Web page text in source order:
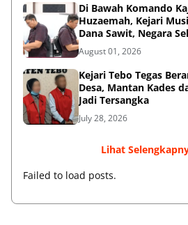
Di Bawah Komando
Huzaemah, Kejari
Dana Sawit, Negara
Miliar
August 01, 2026
Kejari Tebo Tegas
Desa, Mantan Kades
Jadi Tersangka
July 28, 2026
Lihat
Failed to load posts.